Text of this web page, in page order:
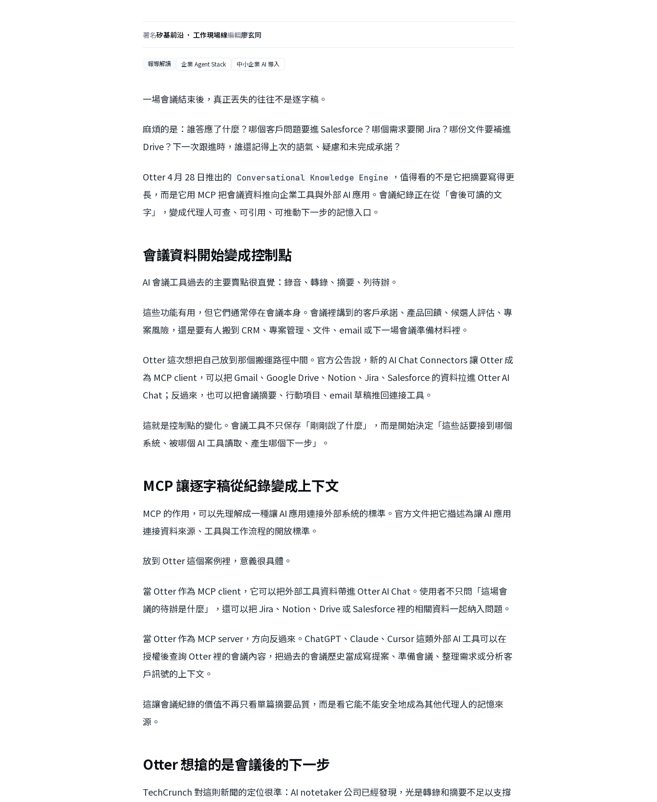
署名矽基前沿 · 工作現場線編輯廖玄同
報導解讀 企業 Agent Stack 中小企業 AI 導入
一場會議結束後，真正丟失的往往不是逐字稿。
麻煩的是：誰答應了什麼？哪個客戶問題要進 Salesforce？哪個需求要開 Jira？哪份文件要補進
Drive？下一次跟進時，誰還記得上次的語氣、疑慮和未完成承諾？
Otter 4 月 28 日推出的 Conversational Knowledge Engine ，值得看的不是它把摘要寫得更
長，而是它用 MCP 把會議資料推向企業工具與外部 AI 應用。會議紀錄正在從「會後可讀的文
字」，變成代理人可查、可引用、可推動下一步的記憶入口。
會議資料開始變成控制點
AI 會議工具過去的主要賣點很直覺：錄音、轉錄、摘要、列待辦。
這些功能有用，但它們通常停在會議本身。會議裡講到的客戶承諾、產品回饋、候選人評估、專
案風險，還是要有人搬到 CRM、專案管理、文件、email 或下一場會議準備材料裡。
Otter 這次想把自己放到那個搬運路徑中間。官方公告說，新的 AI Chat Connectors 讓 Otter 成
為 MCP client，可以把 Gmail、Google Drive、Notion、Jira、Salesforce 的資料拉進 Otter AI
Chat；反過來，也可以把會議摘要、行動項目、email 草稿推回連接工具。
這就是控制點的變化。會議工具不只保存「剛剛說了什麼」，而是開始決定「這些話要接到哪個
系統、被哪個 AI 工具讀取、產生哪個下一步」。
MCP 讓逐字稿從紀錄變成上下文
MCP 的作用，可以先理解成一種讓 AI 應用連接外部系統的標準。官方文件把它描述為讓 AI 應用
連接資料來源、工具與工作流程的開放標準。
放到 Otter 這個案例裡，意義很具體。
當 Otter 作為 MCP client，它可以把外部工具資料帶進 Otter AI Chat。使用者不只問「這場會
議的待辦是什麼」，還可以把 Jira、Notion、Drive 或 Salesforce 裡的相關資料一起納入問題。
當 Otter 作為 MCP server，方向反過來。ChatGPT、Claude、Cursor 這類外部 AI 工具可以在
授權後查詢 Otter 裡的會議內容，把過去的會議歷史當成寫提案、準備會議、整理需求或分析客
戶訊號的上下文。
這讓會議紀錄的價值不再只看單篇摘要品質，而是看它能不能安全地成為其他代理人的記憶來
源。
Otter 想搶的是會議後的下一步
TechCrunch 對這則新聞的定位很準：AI notetaker 公司已經發現，光是轉錄和摘要不足以支撐